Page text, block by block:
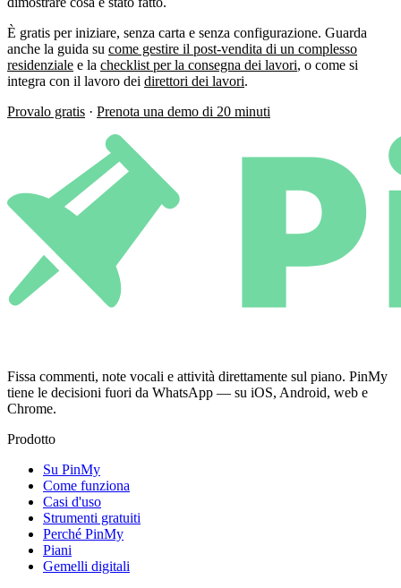
È gratis per iniziare, senza carta e senza configurazione. Guarda
anche la guida su come gestire il post-vendita di un complesso
residenziale e la checklist per la consegna dei lavori, o come si
integra con il lavoro dei direttori dei lavori.
Provalo gratis · Prenota una demo di 20 minuti
Fissa commenti, note vocali e attività direttamente sul piano. PinMy
tiene le decisioni fuori da WhatsApp — su iOS, Android, web e
Chrome.
Prodotto
Su PinMy
Come funziona
Casi d'uso
Strumenti gratuiti
Perché PinMy
Piani
Gemelli digitali